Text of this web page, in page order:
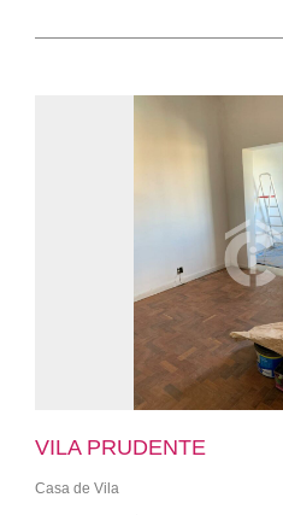
VILA PRUDENTE
Casa de Vila